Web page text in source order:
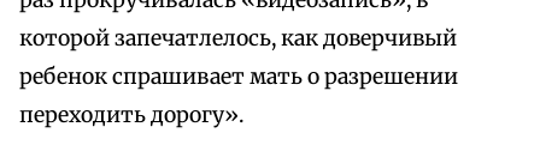
которой запечатлелось, как доверчивый
ребенок спрашивает мать о разрешении
переходить дорогу».